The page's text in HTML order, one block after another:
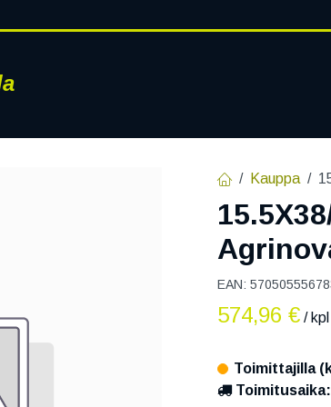
RENKAAT
Kauppa
EAN:
574,96 € / kpl
Toimittajilla
Toimitusaika: